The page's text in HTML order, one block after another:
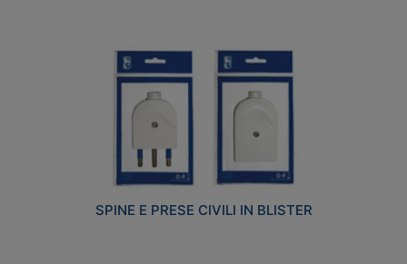
SPINE E PRESE CIVILI IN BLISTER